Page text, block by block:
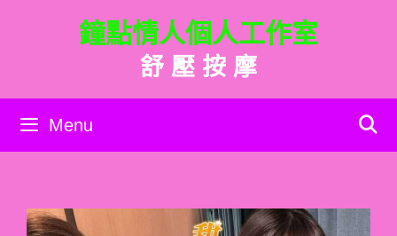
內
鐘點情人個人工作室
舒 壓 按 摩
Menu